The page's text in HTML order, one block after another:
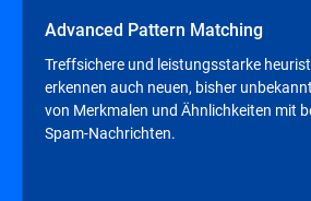
Advanced Pattern Matching
Treffsichere und leistungsstarke
erkennen auch neuen, bisher
von Merkmalen und Ähnlichkeiten mit
Spam-Nachrichten.